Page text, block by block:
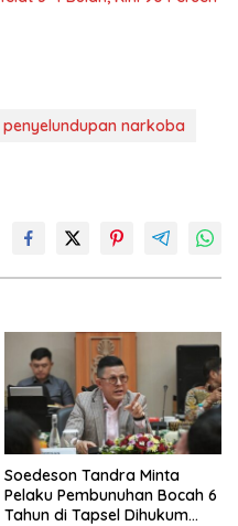
penyelundupan narkoba
Soedeson Tandra Minta
Pelaku Pembunuhan Bocah 6
Tahun di Tapsel Dihukum